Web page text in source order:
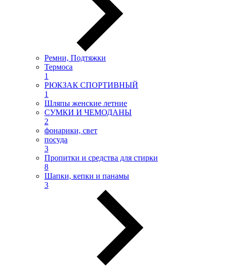
Ремни, Подтяжки
Термоса
1
РЮКЗАК СПОРТИВНЫЙ
1
Шляпы женские летние
СУМКИ И ЧЕМОДАНЫ
2
фонарики, свет
посуда
3
Пропитки и средства для стирки
8
Шапки, кепки и панамы
3